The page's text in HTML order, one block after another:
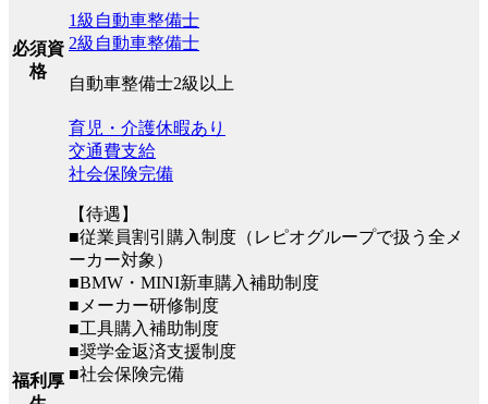
必須資
格
1級自動車整備士
2級自動車整備士
自動車整備士2級以上
福利厚
育児・介護休暇あり
交通費支給
社会保険完備
【待遇】
■従業員割引購入制度（レピオグループで扱う全メ
ーカー対象）
■BMW・MINI新車購入補助制度
■メーカー研修制度
■工具購入補助制度
■奨学金返済支援制度
■社会保険完備